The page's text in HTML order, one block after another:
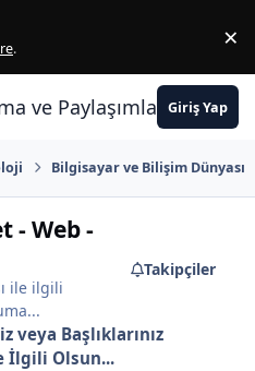
. ×
ve PaylaşımlarınGiriş Yap
Bilgisayar ve Bilişim Dünyası
- Web -
ile ilgili
Takipçiler
Başlıklarınız
İlgili Olsun...